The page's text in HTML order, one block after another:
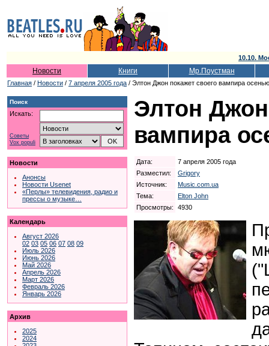
10.10.
Новости Книги Мр.Поустман
Главная / Новости / 7 апреля 2005 года / Элтон Джон покажет своего вампира осенью
Поиск
Искать:
Советы
Vox populi
Новости
Анонсы
Новости Usenet
«Перлы» телевидения, радио и
прессы о музыке…
Календарь
Август 2026
02 03 05 06 07 08 09
Июль 2026
Июнь 2026
Май 2026
Апрель 2026
Март 2026
Февраль 2026
Январь 2026
Архив
2025
2024
Элтон Джон
вампира
Дата:
7 апреля 2005 года
Разместил:
Grigory
Источник:
Music.com.ua
Тема:
Elton John
Просмотры:
4930